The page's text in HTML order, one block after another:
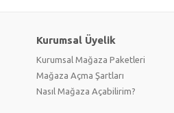
Kurumsal Üyelik
Kurumsal Mağaza Paketleri
Mağaza Açma Şartları
Nasıl Mağaza Açabilirim?